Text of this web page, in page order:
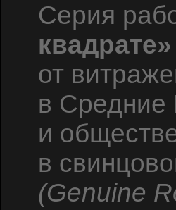
Серия
квадрате»
от
в Средние
и
в
(Genuine